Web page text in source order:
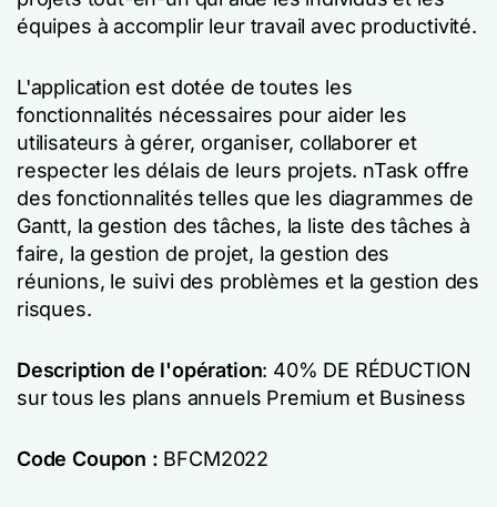
équipes à accomplir leur travail avec productivité.
L'application est dotée de toutes les
fonctionnalités nécessaires pour aider les
utilisateurs à gérer, organiser, collaborer et
respecter les délais de leurs projets. nTask offre
des fonctionnalités telles que les diagrammes de
Gantt, la gestion des tâches, la liste des tâches à
faire, la gestion de projet, la gestion des
réunions, le suivi des problèmes et la gestion des
risques.
Description de l'opération: 40% DE RÉDUCTION
sur tous les plans annuels Premium et Business
Code Coupon : BFCM2022